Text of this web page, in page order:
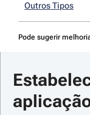
Outros Tipos
Pode sugerir